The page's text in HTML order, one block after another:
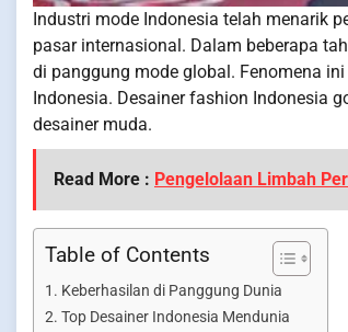
Industri mode Indonesia telah menarik
pasar internasional. Dalam beberapa
di panggung mode global. Fenomena
Indonesia. Desainer fashion Indonesia
desainer muda.
Read More : Pengelolaan Limbah
Table of Contents
Keberhasilan di Panggung Dunia
Top Desainer Indonesia Mendunia